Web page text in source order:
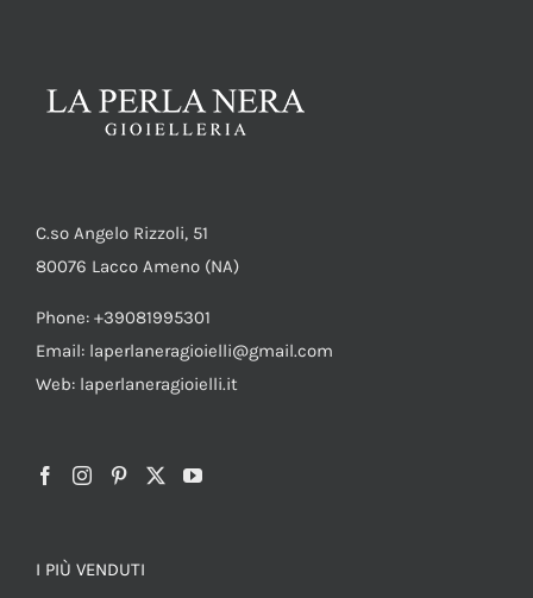
C.so Angelo Rizzoli, 51
80076 Lacco Ameno (NA)
Phone: +39081995301
Email: laperlaneragioielli@gmail.com
Web: laperlaneragioielli.it
I PIÙ VENDUTI